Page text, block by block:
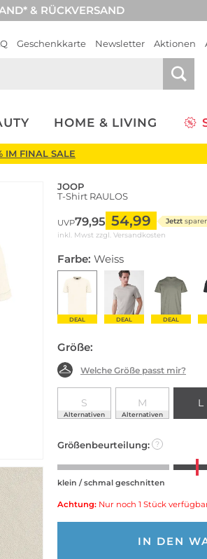
& RÜCKVERSAND
Geschenkkarte Newsletter Aktionen
HOME & LIVING
IM FINAL SALE
JOOP
T-Shirt RAULOS
UVP79,95 54,99 Jetzt
inkl. Mwst zzgl. Versandkosten
Farbe: Weiss
DEAL DEAL DEAL
Größe:
Welche Größe passt mir?
S
Alternativen
M
Alternativen
L
Größenbeurteilung: ?
klein / schmal geschnitten
Achtung: Nur noch 1 Stück
IN DEN